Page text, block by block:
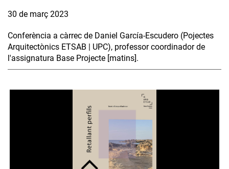
30 de març 2023
Conferència a càrrec de Daniel García-Escudero (Pojectes
Arquitectònics ETSAB | UPC), professor coordinador de
l'assignatura Base Projecte [matins].